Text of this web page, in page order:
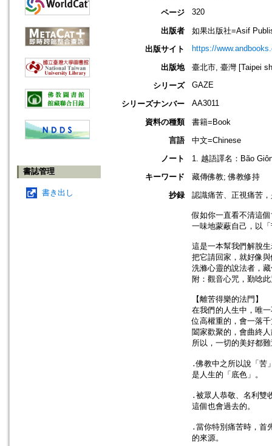
書誌管理
書き出し
ページ 320
出版者
如果出版社=Asif
出版サイト
https://
出版地
臺北市, 臺灣 [Taipei
シリーズ
GAZE
シリーズナンバー AA3011
資料の種類
書籍=Book
言語
中文=Chinese
ノート
1. 越語譯名：Bão
キーワード
藏傳佛教; 佛教修持
抄録
認識痛苦、正視痛苦
假如你一直看不清這
一味地蒙蔽自己，以
這是一本幫我們解脫
把它請回家，就好像
洗滌心靈的說法者，
附：觀音心咒，勤唸
【離苦得樂的法門】
在我們的人生中，唯
位高權重的，會一落
闔家歡聚的，會曲終
所以，一切的美好都
․佛教中之所以說「苦
是人生的「底色」。
․被眾人恭敬、名利雙
這個也會過去的。
․當你特別痛苦時，首
的來源。